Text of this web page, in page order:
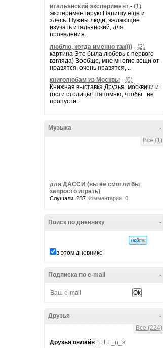
итальянский эксперимент - (1)
экспериментирую Напишу еще и
здесь. Нужны люди, желающие
изучать итальянский, для
проведения...
люблю, когда именно так))) - (2)
картина Это была любовь с первого
взгляда) Вообще, мне многие вещи от
нравятся, очень нравятся,...
книголюбам из Москвы - (0)
Книжная выставка Друзья москвичи и
гости столицы! Напомню, чтобы не
пропусти...
-
Музыка
Все (1)
для ДАССИ (вы её смогли бы
запросто играть)
Слушали: 287 Комментарии: 0
-
Поиск по дневнику
в этом дневнике
-
Подписка по e-mail
-
Друзья
Все (224)
Друзья онлайн ELLE_n_a